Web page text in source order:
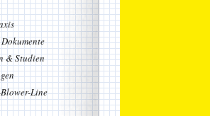
& Studien
Line